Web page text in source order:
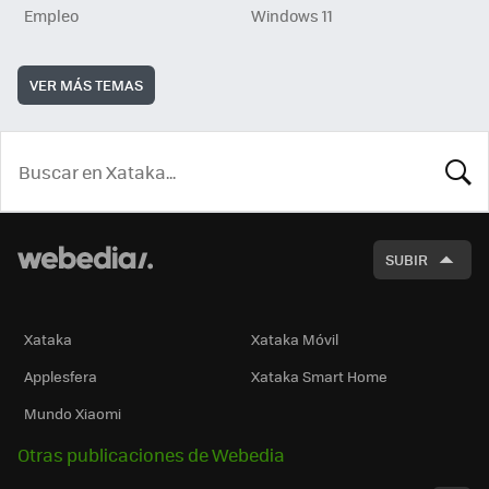
Empleo Windows 11
VER MÁS TEMAS
SUBIR
Xataka
Xataka Móvil
Applesfera
Xataka Smart Home
Mundo Xiaomi
Otras publicaciones de Webedia